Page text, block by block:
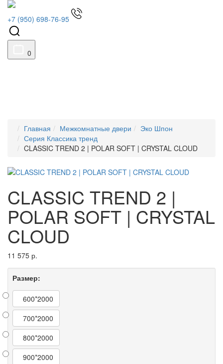
+7 (950) 698-76-95
0
Главная Межкомнатные двери
Эко Шпон
Серия Классика тренд
CLASSIC TREND 2 | POLAR SOFT | CRYSTAL CLOUD
CLASSIC TREND 2 |
POLAR SOFT | CRYSTAL
CLOUD
11 575 р.
Размер:
600*2000
700*2000
800*2000
900*2000